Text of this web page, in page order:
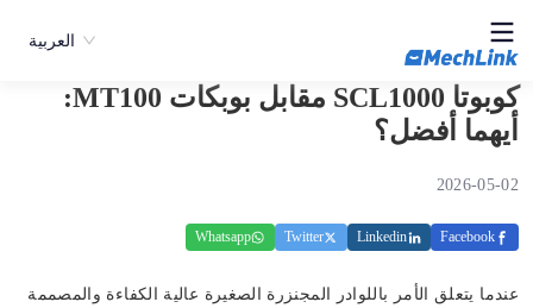
العربية
كوبوتا SCL1000 مقابل بوبكات MT100:
أيهما أفضل؟
2026-05-02
Facebook
Linkedin
Twitter
Whatsapp
عندما يتعلق الأمر باللوادر المجنزرة الصغيرة عالية الكفاءة والمصممة